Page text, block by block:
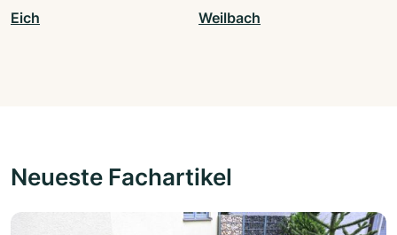
Eich Weilbach
Neueste Fachartikel